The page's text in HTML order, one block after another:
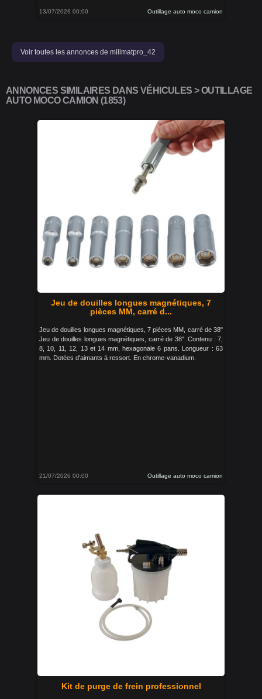
13/07/2026 00:00 Outillage auto moco camion
Voir toutes les annonces de millmatpro_42
ANNONCES SIMILAIRES DANS VÉHICULES > OUTILLAGE
AUTO MOCO CAMION (1853)
Jeu de douilles longues magnétiques, 7
pièces MM, carré d...
Jeu de douilles longues magnétiques, 7 pièces MM, carré de 38"
Jeu de douilles longues magnétiques, carré de 38". Contenu : 7,
8, 10, 11, 12, 13 et 14 mm, hexagonale 6 pans. Longueur : 63
mm. Dotées d'aimants à ressort. En chrome-vanadium.
21/07/2026 00:00 Outillage auto moco camion
Kit de purge de frein professionnel